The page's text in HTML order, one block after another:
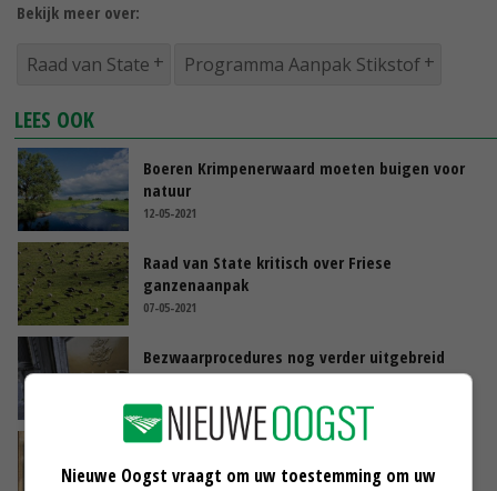
Bekijk meer over:
Raad van State Programma Aanpak Stikstof
LEES OOK
Boeren Krimpenerwaard moeten buigen voor
natuur
12-05-2021
Raad van State kritisch over Friese
ganzenaanpak
07-05-2021
Bezwaarprocedures nog verder uitgebreid
04-05-2021
bezwaarproces
Nieuwe Oogst vraagt om uw toestemming om uw